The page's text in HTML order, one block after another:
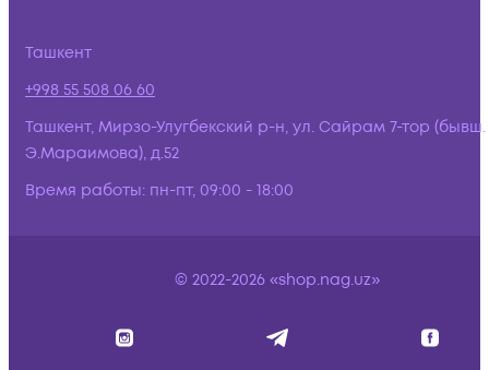
Ташкент
+998 55 508 06 60
Ташкент, Мирзо-Улугбекский р-н, ул. Сайрам 7-тор (бывш.
Э.Мараимова), д.52
Время работы: пн-пт, 09:00 - 18:00
© 2022-2026 «shop.nag.uz»